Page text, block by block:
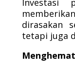
Investasi
dirasakan
tetapi juga